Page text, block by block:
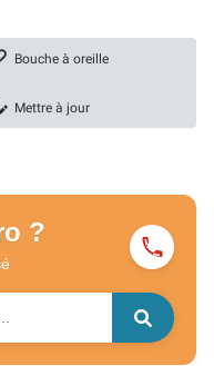
Bouche à oreille
Mettre à jour
?